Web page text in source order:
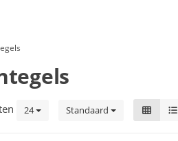
24 Standaard